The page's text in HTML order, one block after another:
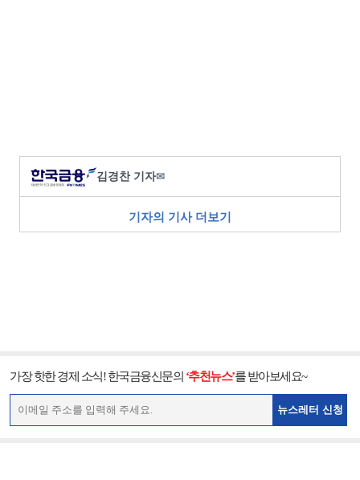
김경찬 기자✉
기자의 기사 더보기
가장 핫한 경제 소식! 한국금융신문의 ‘추천뉴스’를 받아보세요~
뉴스레터 신청